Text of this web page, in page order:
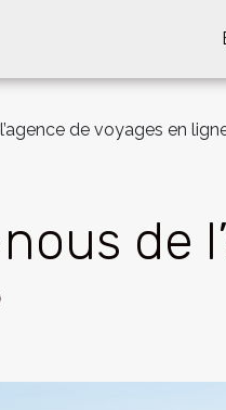
de voyages en
de